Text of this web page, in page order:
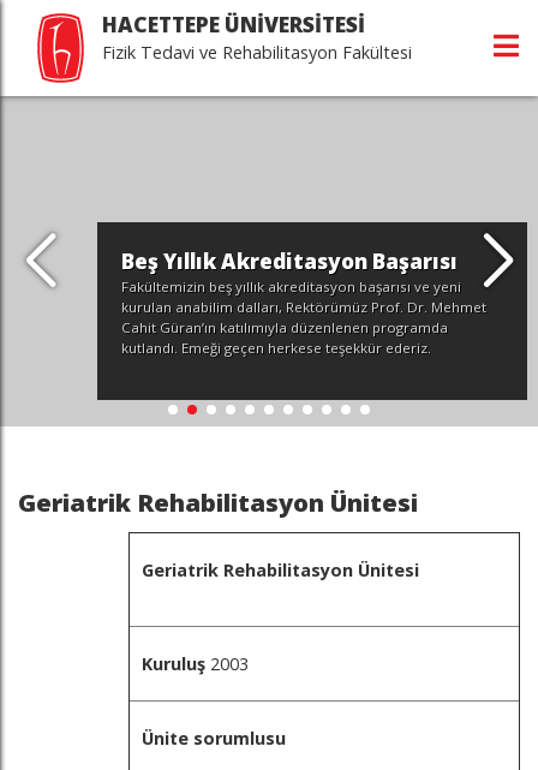
HACETTEPE ÜNİVERSİTESİ
Fizik Tedavi ve Rehabilitasyon Fakültesi
Beş Yıllık Akreditasyon Başarısı
Fakültemizin beş yıllık akreditasyon başarısı ve yeni
kurulan anabilim dalları, Rektörümüz Prof. Dr. Mehmet
Cahit Güran’ın katılımıyla düzenlenen programda
kutlandı. Emeği geçen herkese teşekkür ederiz.
Geriatrik Rehabilitasyon Ünitesi
Geriatrik Rehabilitasyon Ünitesi
Kuruluş 2003
Ünite sorumlusu